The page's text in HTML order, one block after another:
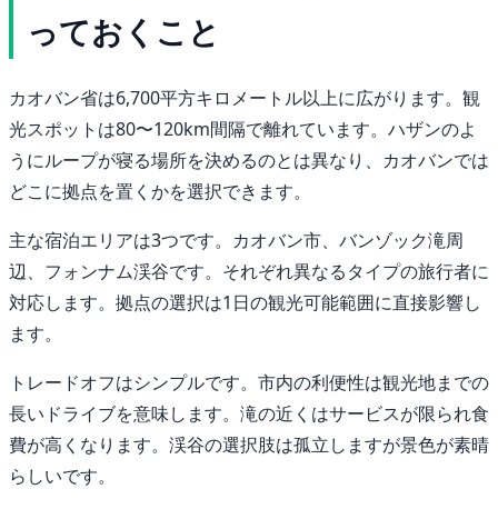
っておくこと
カオバン省は6,700平方キロメートル以上に広がります。観
光スポットは80〜120km間隔で離れています。ハザンのよ
うにループが寝る場所を決めるのとは異なり、カオバンでは
どこに拠点を置くかを選択できます。
主な宿泊エリアは3つです。カオバン市、バンゾック滝周
辺、フォンナム渓谷です。それぞれ異なるタイプの旅行者に
対応します。拠点の選択は1日の観光可能範囲に直接影響し
ます。
トレードオフはシンプルです。市内の利便性は観光地までの
長いドライブを意味します。滝の近くはサービスが限られ食
費が高くなります。渓谷の選択肢は孤立しますが景色が素晴
らしいです。